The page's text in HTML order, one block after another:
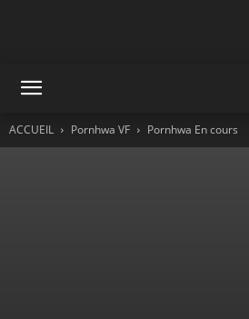
ACCUEIL Pornhwa VF Pornhwa En cours